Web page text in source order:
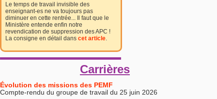
Le temps de travail invisible des
enseignant-es ne va toujours pas
diminuer en cette rentrée... Il faut que le
Ministère entende enfin notre
revendication de suppression des APC !
La consigne en détail dans cet article.
Carrières
Évolution des missions des PEMF
Compte-rendu du groupe de travail du 25 juin 2026